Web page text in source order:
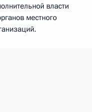
власти
местного